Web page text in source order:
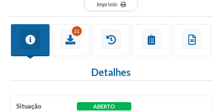
Imprimir
31
Detalhes
Situação ABERTO